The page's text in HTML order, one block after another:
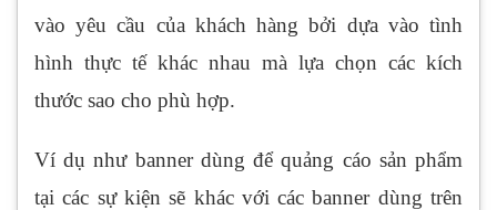
vào yêu cầu của khách hàng bởi dựa vào tình
hình thực tế khác nhau mà lựa chọn các kích
thước sao cho phù hợp.
Ví dụ như banner dùng để quảng cáo sản phẩm
tại các sự kiện sẽ khác với các banner dùng trên